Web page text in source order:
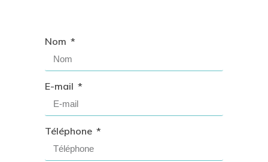
Nom
E-mail
Téléphone